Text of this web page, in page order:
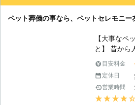
ペット葬儀の事なら、ペットセレモニー
【大事なペ
と】 昔から
れており、
っていたと
家族の一つ
した。その
無くなって
目安料金
定休日
営業時間
★★★★★